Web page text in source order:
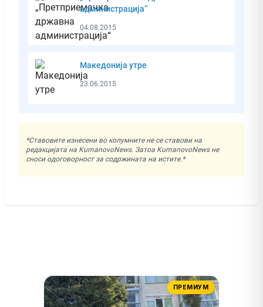
администрација“
04.08.2015
Mакедонија утре
23.06.2015
*Ставовите изнесени во колумните не се ставови на
редакцијата на KumanovoNews. Затоа KumanovoNews не
сноси одоговорност за содржината на истите.*
ПРЕМИУМ